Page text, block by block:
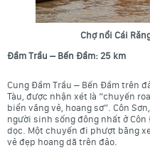
Chợ nổi Cái
Đầm Trầu – Bến Đầm: 25 km
Cung Đầm Trầu – Bến Đầm trên
Tàu, được nhận xét là “chuyến
biển vắng vẻ, hoang sơ”. Côn
người sinh sống đông nhất ở
dọc. Một chuyến đi phượt bằng
vẻ đẹp hoang dã trên đảo.